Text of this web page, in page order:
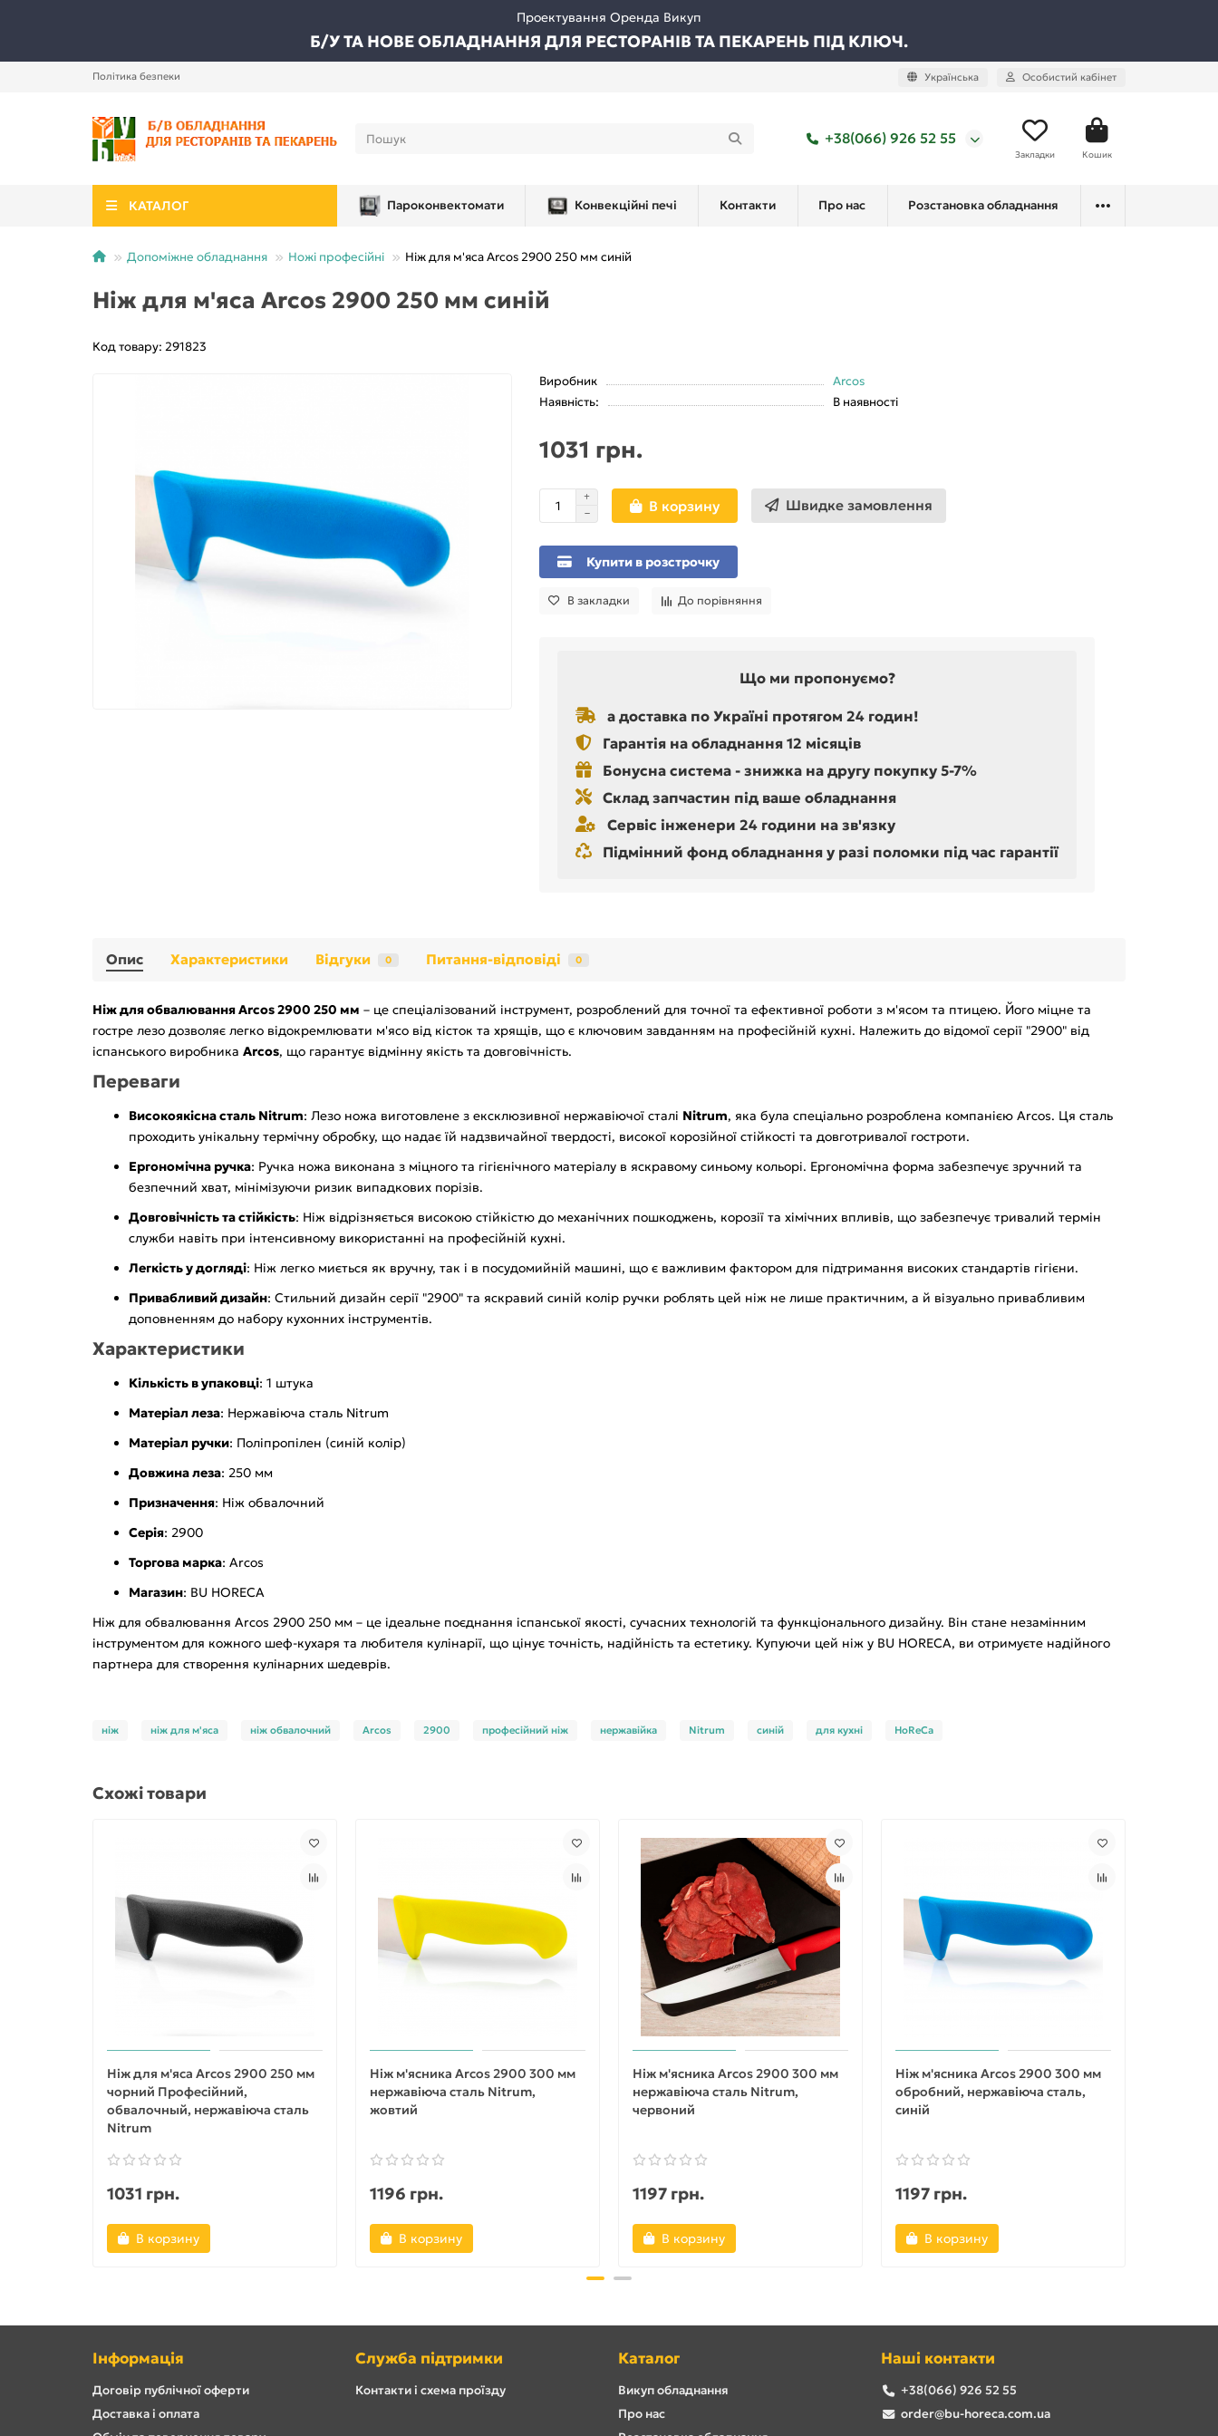
Проектування Оренда Викуп
Б/У ТА НОВЕ ОБЛАДНАННЯ ДЛЯ РЕСТОРАНІВ ТА ПЕКАРЕНЬ ПІД КЛЮЧ.
Політика безпеки Українська Особистий кабінет
+38(066) 926 52 55
Закладки Кошик
КАТАЛОГ Пароконвектомати Конвекційні печі Контакти Про нас Розстановка обладнання
Допоміжне обладнання Ножі професійні Ніж для м'яса Arcos 2900 250 мм синій
Ніж для м'яса Arcos 2900 250 мм синій
Код товару: 291823
Виробник
Arcos
Наявність:
В наявності
1031 грн.
В корзину Швидке замовлення
Купити в розстрочку
В закладки До порівняння
Що ми пропонуємо?
а доставка по Україні протягом 24 годин!
Гарантія на обладнання 12 місяців
Бонусна система - знижка на другу покупку 5-7%
Склад запчастин під ваше обладнання
Сервіс інженери 24 години на зв'язку
Підмінний фонд обладнання у разі поломки під час гарантії
Опис Характеристики Відгуки 0 Питання-відповіді 0
Ніж для обвалювання Arcos 2900 250 мм – це спеціалізований інструмент, розроблений для точної та ефективної роботи з м'ясом та птицею. Його міцне та
гостре лезо дозволяє легко відокремлювати м'ясо від кісток та хрящів, що є ключовим завданням на професійній кухні. Належить до відомої серії "2900" від
іспанського виробника Arcos, що гарантує відмінну якість та довговічність.
Переваги
Високоякісна сталь Nitrum: Лезо ножа виготовлене з ексклюзивної нержавіючої сталі Nitrum, яка була спеціально розроблена компанією Arcos. Ця сталь
проходить унікальну термічну обробку, що надає їй надзвичайної твердості, високої корозійної стійкості та довготривалої гостроти.
Ергономічна ручка: Ручка ножа виконана з міцного та гігієнічного матеріалу в яскравому синьому кольорі. Ергономічна форма забезпечує зручний та
безпечний хват, мінімізуючи ризик випадкових порізів.
Довговічність та стійкість: Ніж відрізняється високою стійкістю до механічних пошкоджень, корозії та хімічних впливів, що забезпечує тривалий термін
служби навіть при інтенсивному використанні на професійній кухні.
Легкість у догляді: Ніж легко миється як вручну, так і в посудомийній машині, що є важливим фактором для підтримання високих стандартів гігієни.
Привабливий дизайн: Стильний дизайн серії "2900" та яскравий синій колір ручки роблять цей ніж не лише практичним, а й візуально привабливим
доповненням до набору кухонних інструментів.
Характеристики
Кількість в упаковці: 1 штука
Матеріал леза: Нержавіюча сталь Nitrum
Матеріал ручки: Поліпропілен (синій колір)
Довжина леза: 250 мм
Призначення: Ніж обвалочний
Серія: 2900
Торгова марка: Arcos
Магазин: BU HORECA
Ніж для обвалювання Arcos 2900 250 мм – це ідеальне поєднання іспанської якості, сучасних технологій та функціонального дизайну. Він стане незамінним
інструментом для кожного шеф-кухаря та любителя кулінарії, що цінує точність, надійність та естетику. Купуючи цей ніж у BU HORECA, ви отримуєте надійного
партнера для створення кулінарних шедеврів.
ніж ніж для м'яса ніж обвалочний Arcos 2900 професійний ніж нержавійка Nitrum синій для кухні HoReCa
Схожі товари
Ніж для м'яса Arcos 2900 250 мм
чорний Професійний,
обвалочный, нержавіюча сталь
Nitrum
1031 грн.
В корзину
Ніж м'ясника Arcos 2900 300 мм
нержавіюча сталь Nitrum,
жовтий
1196 грн.
В корзину
Ніж м'ясника Arcos 2900 300 мм
нержавіюча сталь Nitrum,
червоний
1197 грн.
В корзину
Ніж м'ясника Arcos 2900 300 мм
обробний, нержавіюча сталь,
синій
1197 грн.
В корзину
Інформація
Договір публічної оферти
Доставка і оплата
Служба підтримки
Контакти і схема проїзду
Каталог
Викуп обладнання
Про нас
Наші контакти
+38(066) 926 52 55
order@bu-horeca.com.ua